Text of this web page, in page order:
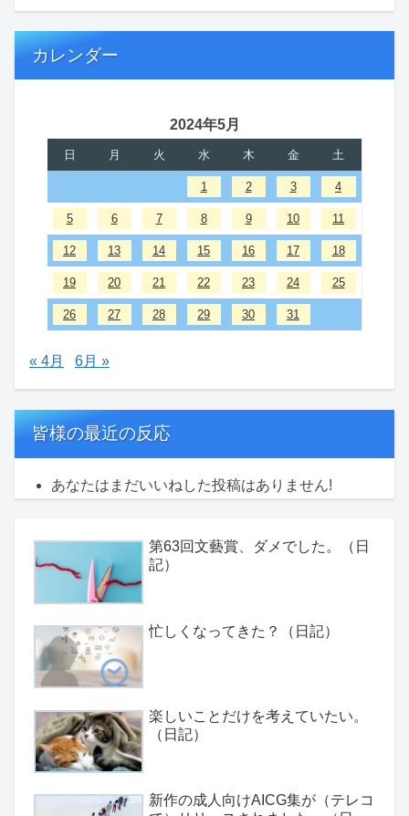
カレンダー
2024年5月
日 月 火 水 木 金 土
1 2 3 4
5 6 7 8 9 10 11
12 13 14 15 16 17 18
19 20 21 22 23 24 25
26 27 28 29 30 31
« 4月 6月 »
皆様の最近の反応
あなたはまだいいねした投稿はありません!
第63回文藝賞、ダメでした。（日
記）
忙しくなってきた？（日記）
楽しいことだけを考えていたい。
（日記）
新作の成人向けAICG集が（テレコ